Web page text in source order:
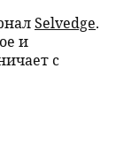
Selvedge.
и
с